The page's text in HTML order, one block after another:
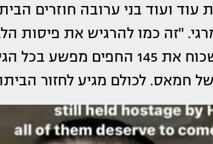
עוד ועוד בני ערובה חוזרים
"זה כמו להרגיש את פיסות
מתחברות מחדש. בנימה זו, אסור לשכוח את 145
של חמאס. לכולם מגיע לחזור